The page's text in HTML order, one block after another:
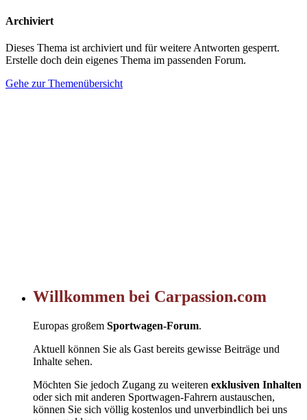
Archiviert
Dieses Thema ist archiviert und für weitere Antworten gesperrt.
Erstelle doch dein eigenes Thema im passenden Forum.
Gehe zur Themenübersicht
Willkommen bei Carpassion.com
Europas großem Sportwagen-Forum.
Aktuell können Sie als Gast bereits gewisse Beiträge und
Inhalte sehen.
Möchten Sie jedoch Zugang zu weiteren exklusiven Inhalten
oder sich mit anderen Sportwagen-Fahrern austauschen,
können Sie sich völlig kostenlos und unverbindlich bei uns